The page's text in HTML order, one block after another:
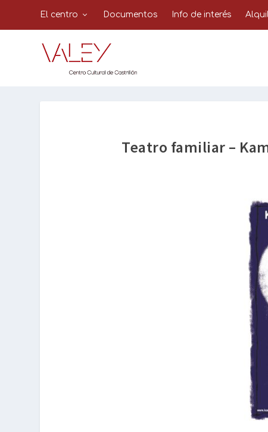
El centro Documentos Info de interés
Teatro familiar –